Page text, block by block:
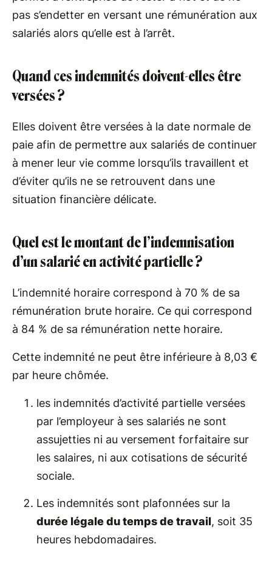
pas s’endetter en versant une rémunération aux
salariés alors qu’elle est à l’arrêt.
Quand ces indemnités doivent-elles être
versées ?
Elles doivent être versées à la date normale de
paie afin de permettre aux salariés de continuer
à mener leur vie comme lorsqu’ils travaillent et
d’éviter qu’ils ne se retrouvent dans une
situation financière délicate.
Quel est le montant de l’indemnisation
d’un salarié en activité partielle ?
L’indemnité horaire correspond à 70 % de sa
rémunération brute horaire. Ce qui correspond
à 84 % de sa rémunération nette horaire.
Cette indemnité ne peut être inférieure à 8,03 €
par heure chômée.
les indemnités d’activité partielle versées
par l’employeur à ses salariés ne sont
assujetties ni au versement forfaitaire sur
les salaires, ni aux cotisations de sécurité
sociale.
Les indemnités sont plafonnées sur la
durée légale du temps de travail, soit 35
heures hebdomadaires.